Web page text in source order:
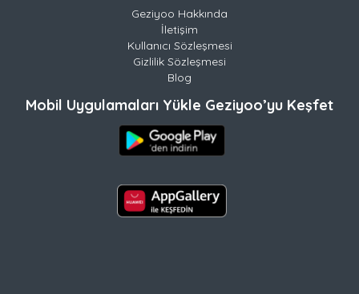
Geziyoo Hakkında
İletişim
Kullanıcı Sözleşmesi
Gizlilik Sözleşmesi
Blog
Mobil Uygulamaları Yükle Geziyoo’yu Keşfet